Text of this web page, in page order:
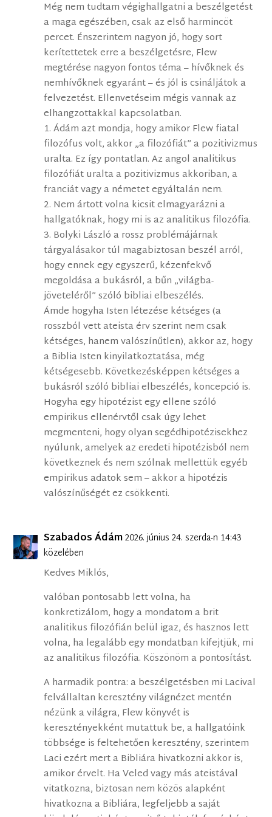
Még nem tudtam végighallgatni a beszélgetést
a maga egészében, csak az első harmincöt
percet. Énszerintem nagyon jó, hogy sort
kerítettetek erre a beszélgetésre, Flew
megtérése nagyon fontos téma – hívőknek és
nemhívőknek egyaránt – és jól is csináljátok a
felvezetést. Ellenvetéseim mégis vannak az
elhangzottakkal kapcsolatban.
1. Ádám azt mondja, hogy amikor Flew fiatal
filozófus volt, akkor „a filozófiát” a pozitivizmus
uralta. Ez így pontatlan. Az angol analitikus
filozófiát uralta a pozitivizmus akkoriban, a
franciát vagy a németet egyáltalán nem.
2. Nem ártott volna kicsit elmagyarázni a
hallgatóknak, hogy mi is az analitikus filozófia.
3. Bolyki László a rossz problémájárnak
tárgyalásakor túl magabiztosan beszél arról,
hogy ennek egy egyszerű, kézenfekvő
megoldása a bukásról, a bűn „világba-
jöveteléről” szóló bibliai elbeszélés.
Ámde hogyha Isten létezése kétséges (a
rosszból vett ateista érv szerint nem csak
kétséges, hanem valószínűtlen), akkor az, hogy
a Biblia Isten kinyilatkoztatása, még
kétségesebb. Következésképpen kétséges a
bukásról szóló bibliai elbeszélés, koncepció is.
Hogyha egy hipotézist egy ellene szóló
empirikus ellenérvtől csak úgy lehet
megmenteni, hogy olyan segédhipotézisekhez
nyúlunk, amelyek az eredeti hipotézisból nem
következnek és nem szólnak mellettük egyéb
empirikus adatok sem – akkor a hipotézis
valószínűségét ez csökkenti.
Szabados Ádám2026. június 24. szerda-n 14:43
közelében
Kedves Miklós,
valóban pontosabb lett volna, ha
konkretizálom, hogy a mondatom a brit
analitikus filozófián belül igaz, és hasznos lett
volna, ha legalább egy mondatban kifejtjük, mi
az analitikus filozófia. Köszönöm a pontosítást.
A harmadik pontra: a beszélgetésben mi Lacival
felvállaltan keresztény világnézet mentén
nézünk a világra, Flew könyvét is
keresztényekként mutattuk be, a hallgatóink
többsége is feltehetően keresztény, szerintem
Laci ezért mert a Bibliára hivatkozni akkor is,
amikor érvelt. Ha Veled vagy más ateistával
vitatkozna, biztosan nem közös alapként
hivatkozna a Bibliára, legfeljebb a saját